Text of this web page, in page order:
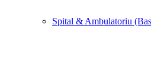
Spital & Ambulatoriu